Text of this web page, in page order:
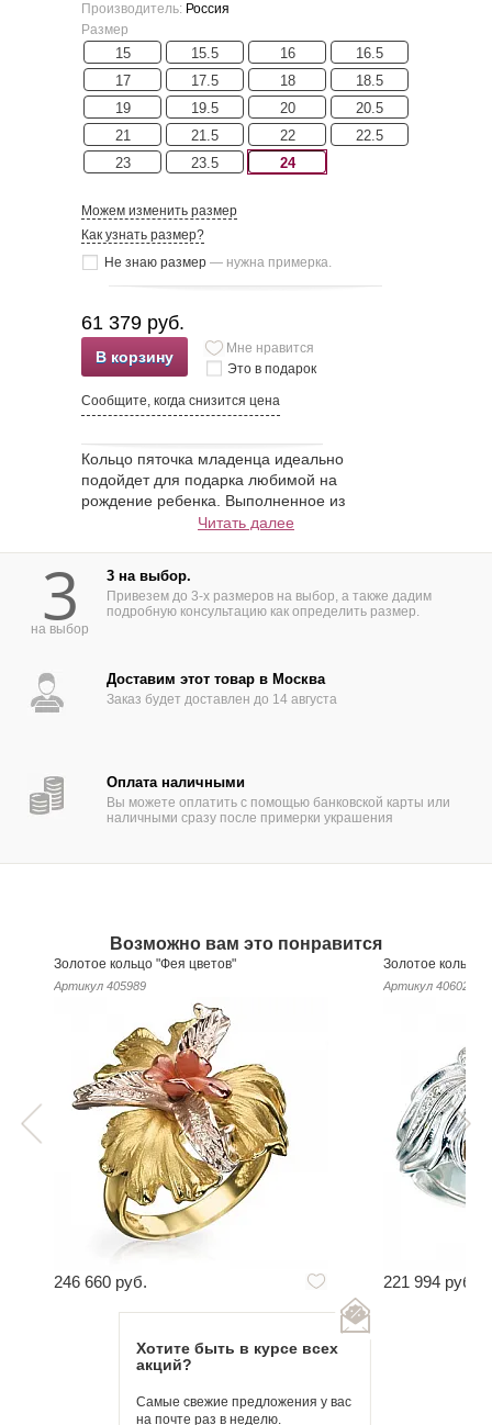
Производитель: Россия
Размер
15 15.5 16
16.5
17
17.5 18
18.5
19
19.5 20
20.5
21
21.5 22
22.5
23
23.5 24
Можем изменить размер
Как узнать размер?
Не знаю размер — нужна примерка.
61 379 руб.
В корзину
Мне нравится
Это в подарок
Сообщите, когда снизится цена
Кольцо пяточка младенца идеально
подойдет для подарка любимой на
рождение ребенка. Выполненное из
матового золота, оно будет изумительно
чуть похудеет или поправится, то за счет
разъемной части кольцо можно без труда
изменить под нужный размер. Цвет металла
около 2,5 мм идеально дополняет кольцо.
Вес кольца около 6 грамм.
Читать далее
3
на выбор
3 на выбор.
Привезем до 3-х размеров на выбор, а также дадим
подробную консультацию как определить размер.
Доставим этот товар в Москва
Заказ будет доставлен до 14 августа
Оплата наличными
Вы можете оплатить с помощью банковской карты или
наличными сразу после примерки украшения
Возможно вам это понравится
Золотое кольцо "Фея цветов"
Артикул 405989
246 660 руб.
Золотое кольцо
Артикул 406029
221 994 руб.
Хотите быть в курсе всех
акций?
Самые свежие предложения у вас
на почте раз в неделю.